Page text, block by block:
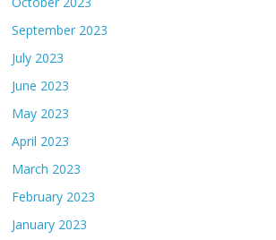
September 2023
July 2023
June 2023
May 2023
April 2023
March 2023
February 2023
January 2023